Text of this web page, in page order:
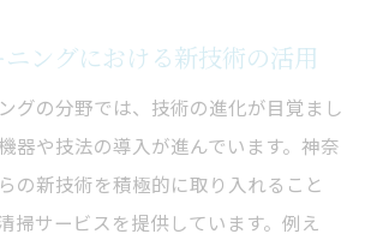
定の掃除イベント参加体験
テーマにした神奈川県のアート展示
素材を活かしたクリーニングプロジ
ングにおける新技術の活用
グの分野では、技術の進化が目覚まし
器や技法の導入が進んでいます。神奈
の新技術を積極的に取り入れること
掃サービスを提供しています。例え